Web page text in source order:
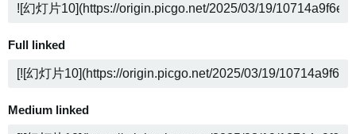
Full linked
Medium linked